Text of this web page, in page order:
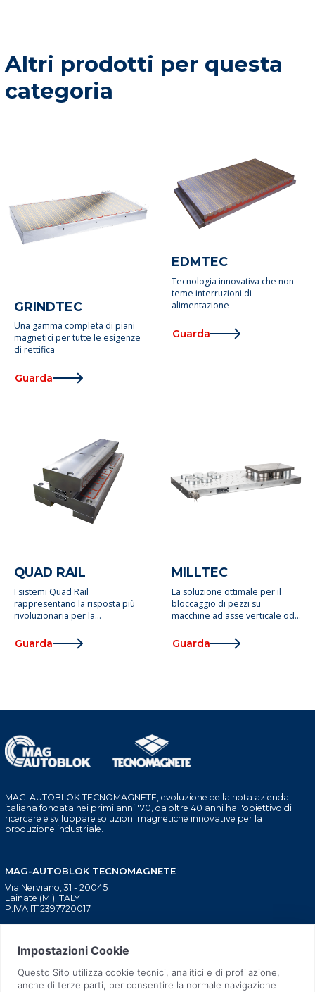
Altri prodotti per questa
categoria
GRINDTEC
Una gamma completa di piani
magnetici per tutte le esigenze
di rettifica
Guarda
EDMTEC
Tecnologia innovativa che non
teme interruzioni di
alimentazione
Guarda
QUAD RAIL
I sistemi Quad Rail
rappresentano la risposta più
rivoluzionaria per la
Guarda
MILLTEC
La soluzione ottimale per il
bloccaggio di pezzi su
macchine ad asse verticale od
Guarda
MAG-AUTOBLOK TECNOMAGNETE, evoluzione della nota azienda
italiana fondata nei primi anni '70, da oltre 40 anni ha l'obiettivo di
ricercare e sviluppare soluzioni magnetiche innovative per la
produzione industriale.
MAG-AUTOBLOK TECNOMAGNETE
Via Nerviano, 31 - 20045
Lainate (MI) ITALY
P.IVA IT12397720017